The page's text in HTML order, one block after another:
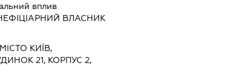
вплив
ВЛАСНИК
КИЇВ,
21, КОРПУС 2,